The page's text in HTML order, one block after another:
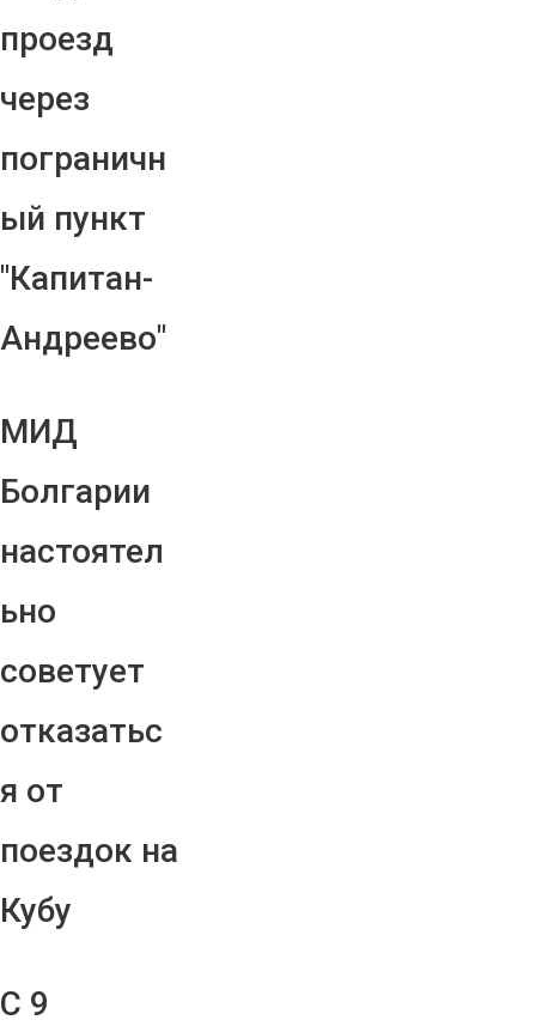
проезд
через
пограничн
ый пункт
"Капитан-
Андреево"
МИД
Болгарии
настоятел
ьно
советует
отказатьс
я от
поездок на
Кубу
С 9